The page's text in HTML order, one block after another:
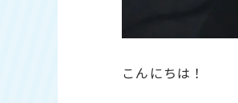
こんにちは！